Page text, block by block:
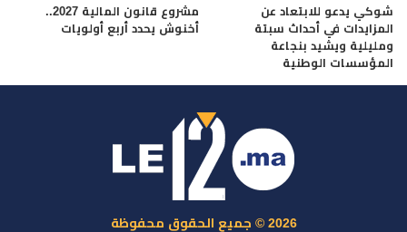
شوكي يدعو للابتعاد عن
المزايدات في أحداث سبتة
ومليلية ويشيد بنجاعة
المؤسسات الوطنية
مشروع قانون المالية 2027..
أخنوش يحدد أربع أولويات
2026 © جميع الحقوق محفوظة